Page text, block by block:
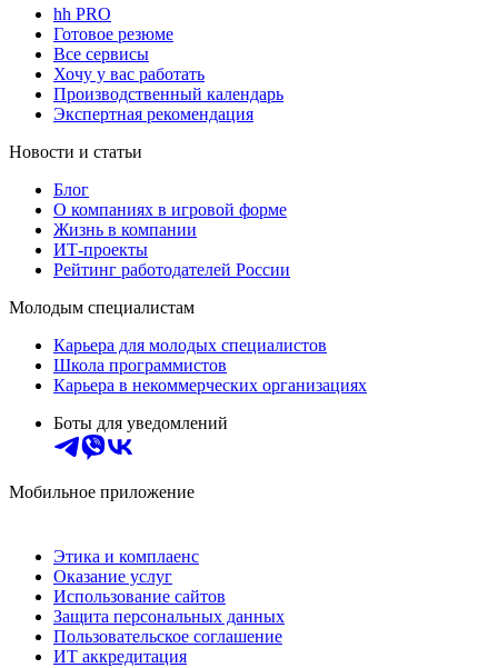
hh PRO
Готовое резюме
Все сервисы
Хочу у вас работать
Производственный календарь
Экспертная рекомендация
Новости и статьи
Блог
О компаниях в игровой форме
Жизнь в компании
ИТ-проекты
Рейтинг работодателей России
Молодым специалистам
Карьера для молодых специалистов
Школа программистов
Карьера в некоммерческих организациях
Боты для уведомлений
Мобильное приложение
Этика и комплаенс
Оказание услуг
Использование сайтов
Защита персональных данных
Пользовательское соглашение
ИТ аккредитация